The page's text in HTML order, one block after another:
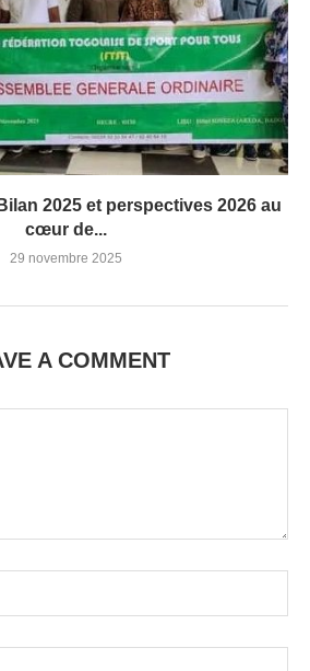
2025 et perspectives 2026 au
cœur de...
29 novembre 2025
A COMMENT